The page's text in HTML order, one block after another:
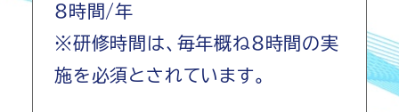
8時間/年
※研修時間は、毎年概ね8時間の実
施を必須とされています。